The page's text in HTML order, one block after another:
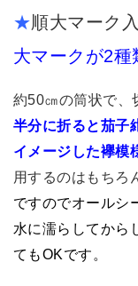
★順大マーク
大マークが2
約50㎝の筒状で、
半分に折ると茄子
イメージした襷模
用するのはもちろ
ですのでオールシ
水に濡らしてから
てもOKです。